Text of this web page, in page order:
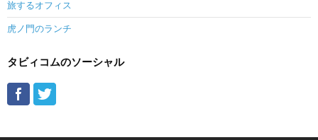
旅するオフィス
虎ノ門のランチ
タビィコムのソーシャル